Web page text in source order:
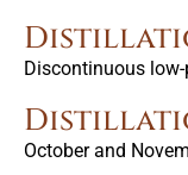
Discontinuous
October and